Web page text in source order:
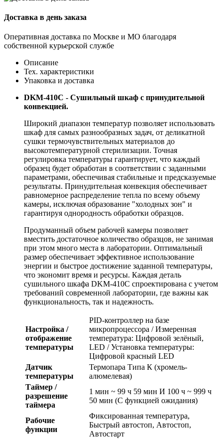
Доставка в день заказа
Оперативная доставка по Москве и МО благодаря
собственной курьерской службе
Описание
Тех. характеристики
Упаковка и доставка
DKM-410С - Сушильный шкаф с принудительной
конвекцией.
Широкий диапазон температур позволяет использовать
шкаф для самых разнообразных задач, от деликатной
сушки термочувствительных материалов до
высокотемпературной стерилизации. Точная
регулировка температуры гарантирует, что каждый
образец будет обработан в соответствии с заданными
параметрами, обеспечивая стабильные и предсказуемые
результаты. Принудительная конвекция обеспечивает
равномерное распределение тепла по всему объему
камеры, исключая образование "холодных зон" и
гарантируя однородность обработки образцов.
Продуманный объем рабочей камеры позволяет
вместить достаточное количество образцов, не занимая
при этом много места в лаборатории. Оптимальный
размер обеспечивает эффективное использование
энергии и быстрое достижение заданной температуры,
что экономит время и ресурсы. Каждая деталь
сушильного шкафа DKM-410С спроектирована с учетом
требований современной лаборатории, где важны как
функциональность, так и надежность.
Настройка /
отображение
температуры
PID-контроллер на базе
микропроцессора / Измеренная
температура: Цифровой зелёный,
LED / Установка температуры:
Цифровой красный LED
Датчик
температуры
Термопара Типа К (хромель-
алюмелевая)
Таймер /
разрешение
таймера
1 мин ~ 99 ч 59 мин И 100 ч ~ 999 ч
50 мин (С функцией ожидания)
Рабочие
функции
Фиксированная температура,
Быстрый автостоп, Автостоп,
Автостарт